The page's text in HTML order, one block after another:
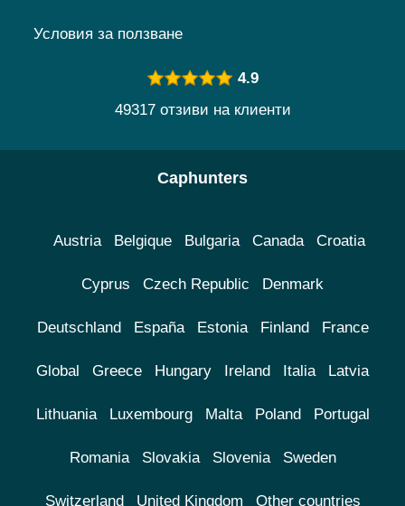
Условия за ползване
4.9
49317 отзиви на клиенти
Caphunters
Austria Belgique Bulgaria Canada Croatia
Cyprus Czech Republic Denmark
Deutschland España Estonia Finland France
Global Greece Hungary Ireland Italia Latvia
Lithuania Luxembourg Malta Poland Portugal
Romania Slovakia Slovenia Sweden
Switzerland United Kingdom Other countries